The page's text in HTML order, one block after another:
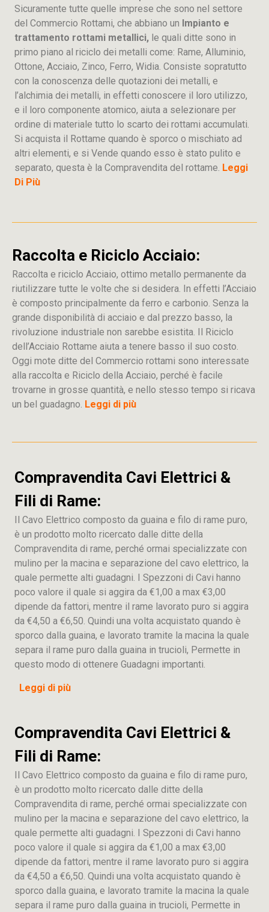
Sicuramente tutte quelle imprese che sono nel settore
del Commercio Rottami, che abbiano un Impianto e
trattamento rottami metallici, le quali ditte sono in
primo piano al riciclo dei metalli come: Rame, Alluminio,
Ottone, Acciaio, Zinco, Ferro, Widia. Consiste sopratutto
con la conoscenza delle quotazioni dei metalli, e
l’alchimia dei metalli, in effetti conoscere il loro utilizzo,
e il loro componente atomico, aiuta a selezionare per
ordine di materiale tutto lo scarto dei rottami accumulati.
Si acquista il Rottame quando è sporco o mischiato ad
altri elementi, e si Vende quando esso è stato pulito e
separato, questa è la Compravendita del rottame. Leggi
Di Più
Raccolta e Riciclo Acciaio:
Raccolta e riciclo Acciaio, ottimo metallo permanente da
riutilizzare tutte le volte che si desidera. In effetti l’Acciaio
è composto principalmente da ferro e carbonio. Senza la
grande disponibilità di acciaio e dal prezzo basso, la
rivoluzione industriale non sarebbe esistita. Il Riciclo
dell’Acciaio Rottame aiuta a tenere basso il suo costo.
Oggi mote ditte del Commercio rottami sono interessate
alla raccolta e Riciclo della Acciaio, perché è facile
trovarne in grosse quantità, e nello stesso tempo si ricava
un bel guadagno. Leggi di più
Compravendita Cavi Elettrici &
Fili di Rame:
Il Cavo Elettrico composto da guaina e filo di rame puro,
è un prodotto molto ricercato dalle ditte della
Compravendita di rame, perché ormai specializzate con
mulino per la macina e separazione del cavo elettrico, la
quale permette alti guadagni. I Spezzoni di Cavi hanno
poco valore il quale si aggira da €1,00 a max €3,00
dipende da fattori, mentre il rame lavorato puro si aggira
da €4,50 a €6,50. Quindi una volta acquistato quando è
sporco dalla guaina, e lavorato tramite la macina la quale
separa il rame puro dalla guaina in trucioli, Permette in
questo modo di ottenere Guadagni importanti.
Leggi di più
Compravendita Cavi Elettrici &
Fili di Rame:
Il Cavo Elettrico composto da guaina e filo di rame puro,
è un prodotto molto ricercato dalle ditte della
Compravendita di rame, perché ormai specializzate con
mulino per la macina e separazione del cavo elettrico, la
quale permette alti guadagni. I Spezzoni di Cavi hanno
poco valore il quale si aggira da €1,00 a max €3,00
dipende da fattori, mentre il rame lavorato puro si aggira
da €4,50 a €6,50. Quindi una volta acquistato quando è
sporco dalla guaina, e lavorato tramite la macina la quale
separa il rame puro dalla guaina in trucioli, Permette in